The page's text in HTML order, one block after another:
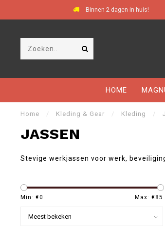
Binnen 2 dagen in huis!
HOME
Home / Kleding & Gear / Kleding /
JASSEN
Stevige werkjassen voor werk,
Min: €0 Max: €85